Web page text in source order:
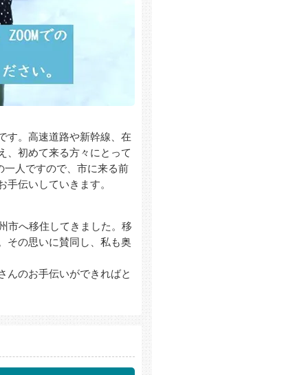
す。高速道路や新幹線、在
、初めて来る方々にとって
一人ですので、市に来る前
伝いしていきます。
市へ移住してきました。移
その思いに賛同し、私も奥
んのお手伝いができればと